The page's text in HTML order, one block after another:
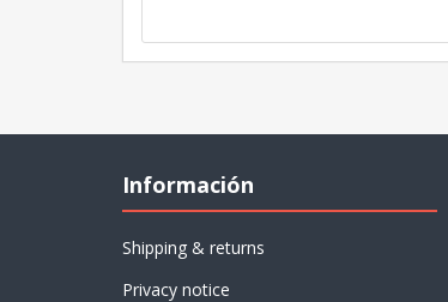
Información
Shipping & returns
Privacy notice